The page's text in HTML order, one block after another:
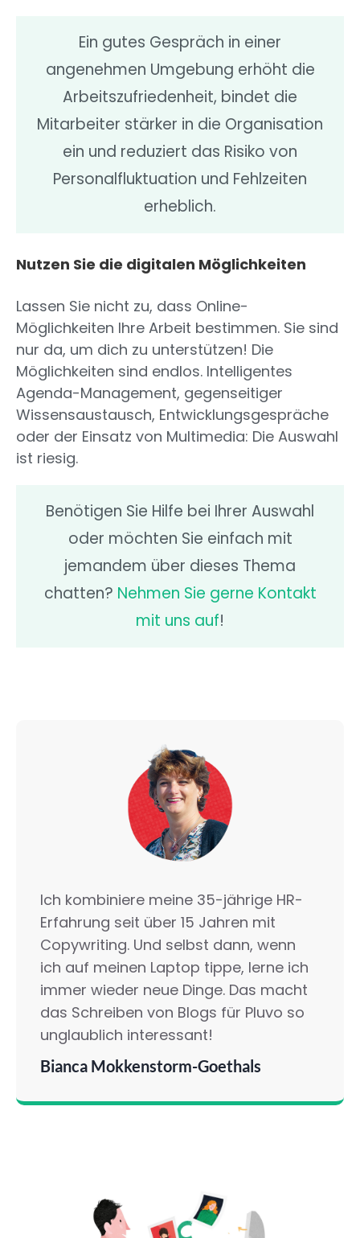
Ein gutes Gespräch in einer
angenehmen Umgebung erhöht die
Arbeitszufriedenheit, bindet die
Mitarbeiter stärker in die Organisation
ein und reduziert das Risiko von
Personalfluktuation und Fehlzeiten
erheblich.
Nutzen Sie die digitalen Möglichkeiten
Lassen Sie nicht zu, dass Online-
Möglichkeiten Ihre Arbeit bestimmen. Sie sind
nur da, um dich zu unterstützen! Die
Möglichkeiten sind endlos. Intelligentes
Agenda-Management, gegenseitiger
Wissensaustausch, Entwicklungsgespräche
oder der Einsatz von Multimedia: Die Auswahl
ist riesig.
Benötigen Sie Hilfe bei Ihrer Auswahl
oder möchten Sie einfach mit
jemandem über dieses Thema
chatten? Nehmen Sie gerne Kontakt
mit uns auf!
Ich kombiniere meine 35-jährige HR-
Erfahrung seit über 15 Jahren mit
Copywriting. Und selbst dann, wenn
ich auf meinen Laptop tippe, lerne ich
immer wieder neue Dinge. Das macht
das Schreiben von Blogs für Pluvo so
unglaublich interessant!
Bianca Mokkenstorm-Goethals